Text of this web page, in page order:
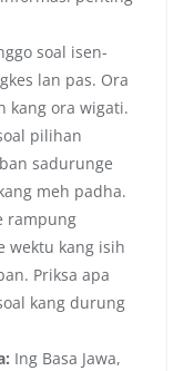
soal isen-
lan pas. Ora
kang ora wigati.
pilihan
sadurunge
meh padha.
rampung
wektu kang isih
Priksa apa
kang durung
Ing Basa Jawa,